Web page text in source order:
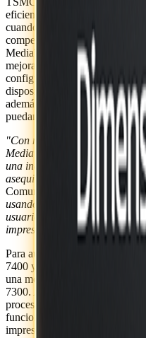
eficiente, utilizando entre un
cuando se juega, en
competencia. Además, los
MediaTek Advanced Gaming
mejorar el rendimiento
configuración del juego en
dispositivo, reducen el retraso
además ofrece ahorro de
puedan disfrutar de sesiones
"Con nuestros chipsets
MediaTek se está
una increíble experiencia de
asequibles",
dijo el Dr. Yenchi
Comunicaciones Inalámbricas
usando las últimas
usuarios pueden disfrutar de
impresionante eficiencia
Para aumentar el rendimiento
7400 y Dimensity 7400X
una mejora del 15% en el
7300. Además, ofrecen
procesador de imagen (ISP)
funciones avanzadas de
impresionantes, incluso con